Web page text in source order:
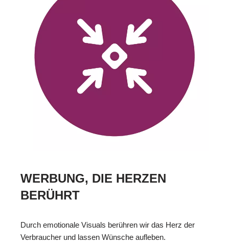
WERBUNG, DIE HERZEN
BERÜHRT
Durch emotionale Visuals berühren wir das Herz der
Verbraucher und lassen Wünsche aufleben.